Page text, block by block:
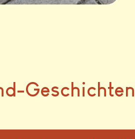
Geschichten